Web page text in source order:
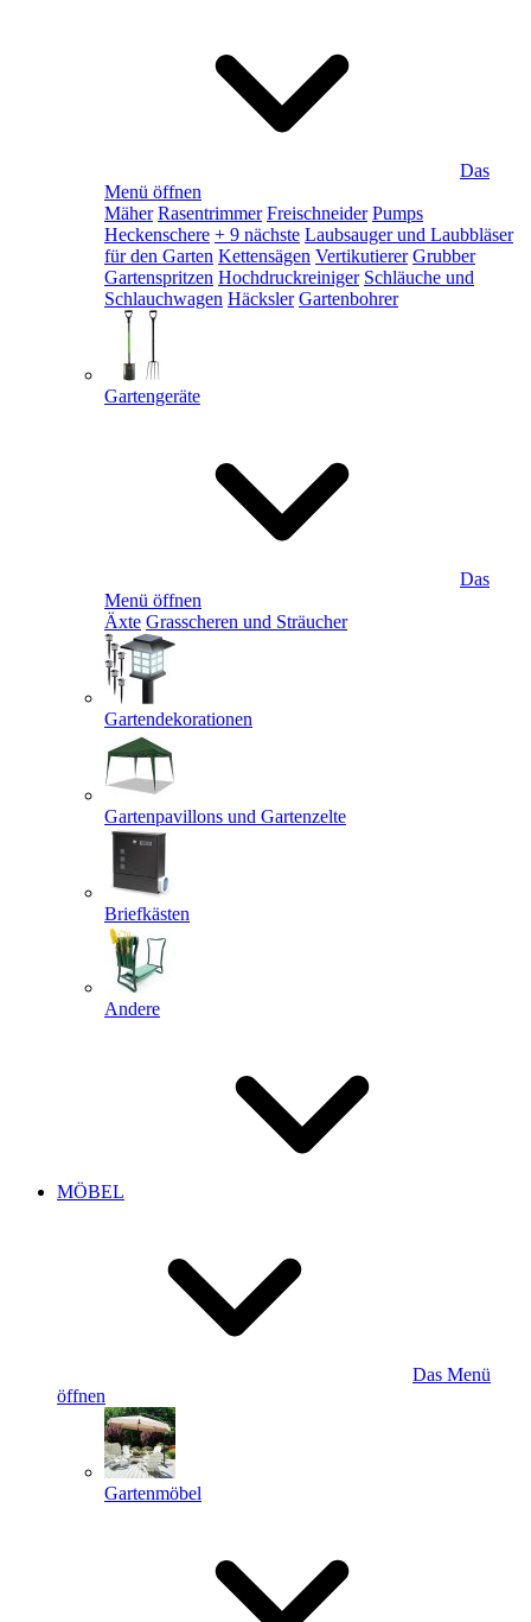
Das
Menü öffnen
Mäher Rasentrimmer Freischneider Pumps
Heckenschere + 9 nächste Laubsauger und Laubbläser
für den Garten Kettensägen Vertikutierer Grubber
Gartenspritzen Hochdruckreiniger Schläuche und
Schlauchwagen Häcksler Gartenbohrer
Gartengeräte
Das
Menü öffnen
Äxte Grasscheren und Sträucher
Gartendekorationen
Gartenpavillons und Gartenzelte
Briefkästen
Andere
MÖBEL
Das Menü
öffnen
Gartenmöbel